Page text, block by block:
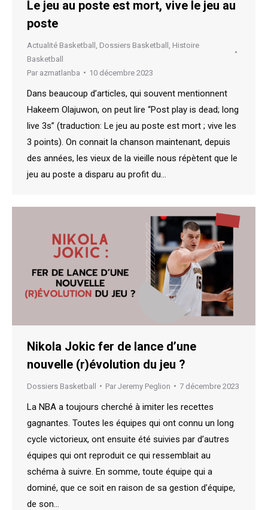
Le jeu au poste est mort, vive le jeu au
poste
Actualité Basketball Dossiers Basketball
Histoire
Basketball
Par azmatlanba 10 décembre 2023
Dans beaucoup d’articles, qui souvent mentionnent
Hakeem Olajuwon, on peut lire “Post play is dead; long
live 3s” (traduction: Le jeu au poste est mort ; vive les
3 points). On connait la chanson maintenant, depuis
des années, les vieux de la vieille nous répètent que le
jeu au poste a disparu au profit du…
Nikola Jokic fer de lance d’une
nouvelle (r)évolution du jeu ?
Dossiers Basketball Par Jeremy Peglion 7 décembre 2023
La NBA a toujours cherché à imiter les recettes
gagnantes. Toutes les équipes qui ont connu un long
cycle victorieux, ont ensuite été suivies par d’autres
équipes qui ont reproduit ce qui ressemblait au
schéma à suivre. En somme, toute équipe qui a
dominé, que ce soit en raison de sa gestion d’équipe,
de son…